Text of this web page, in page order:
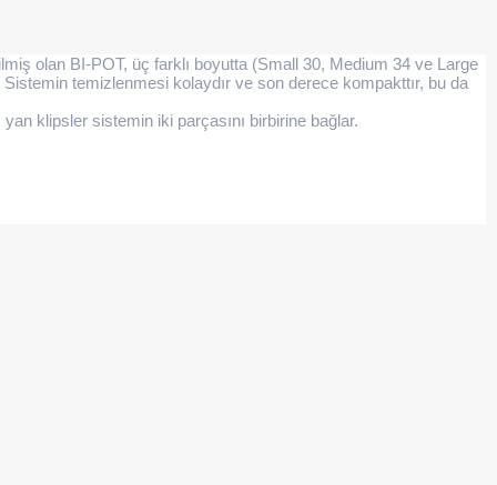
olan BI-POT, üç farklı boyutta (Small 30, Medium 34 ve Large
temizlenmesi kolaydır ve son derece kompakttır, bu da
klipsler sistemin iki parçasını birbirine bağlar.